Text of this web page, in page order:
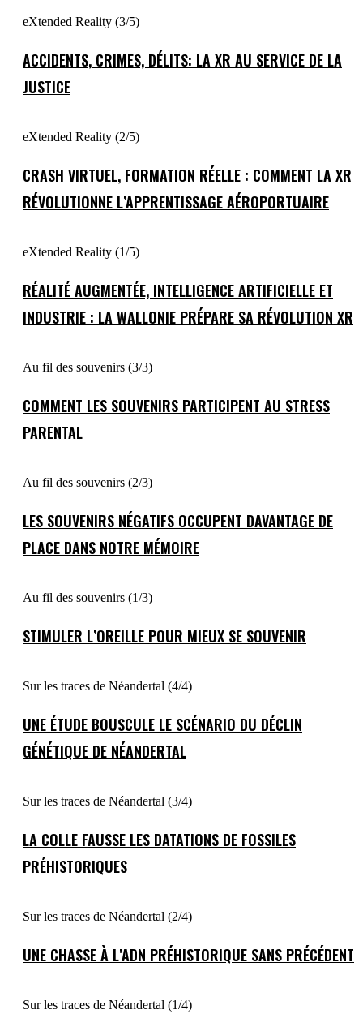
eXtended Reality (3/5)
ACCIDENTS, CRIMES, DÉLITS: LA XR AU SERVICE DE LA
JUSTICE
eXtended Reality (2/5)
CRASH VIRTUEL, FORMATION RÉELLE : COMMENT LA XR
RÉVOLUTIONNE L’APPRENTISSAGE AÉROPORTUAIRE
eXtended Reality (1/5)
RÉALITÉ AUGMENTÉE, INTELLIGENCE ARTIFICIELLE ET
INDUSTRIE : LA WALLONIE PRÉPARE SA RÉVOLUTION XR
Au fil des souvenirs (3/3)
COMMENT LES SOUVENIRS PARTICIPENT AU STRESS
PARENTAL
Au fil des souvenirs (2/3)
LES SOUVENIRS NÉGATIFS OCCUPENT DAVANTAGE DE
PLACE DANS NOTRE MÉMOIRE
Au fil des souvenirs (1/3)
STIMULER L’OREILLE POUR MIEUX SE SOUVENIR
Sur les traces de Néandertal (4/4)
UNE ÉTUDE BOUSCULE LE SCÉNARIO DU DÉCLIN
GÉNÉTIQUE DE NÉANDERTAL
Sur les traces de Néandertal (3/4)
LA COLLE FAUSSE LES DATATIONS DE FOSSILES
PRÉHISTORIQUES
Sur les traces de Néandertal (2/4)
UNE CHASSE À L’ADN PRÉHISTORIQUE SANS PRÉCÉDENT
Sur les traces de Néandertal (1/4)